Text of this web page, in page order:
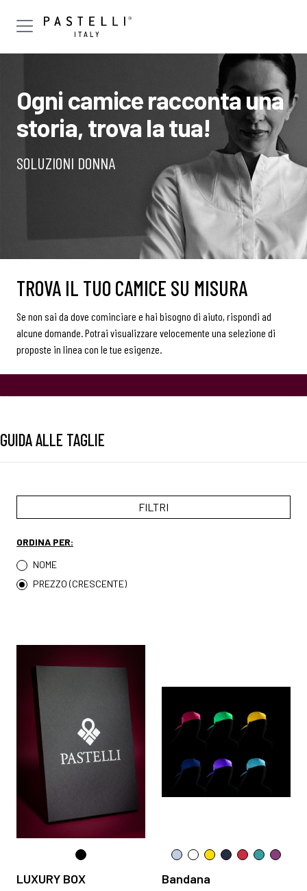
Ogni camice racconta una
storia, trova la tua!
SOLUZIONI DONNA
TROVA IL TUO CAMICE SU MISURA
Se non sai da dove cominciare e hai bisogno di aiuto, rispondi ad
alcune domande. Potrai visualizzare velocemente una selezione di
proposte in linea con le tue esigenze.
GUIDA ALLE TAGLIE
FILTRI
ORDINA PER:
NOME
PREZZO (CRESCENTE)
LUXURY BOX
Bandana